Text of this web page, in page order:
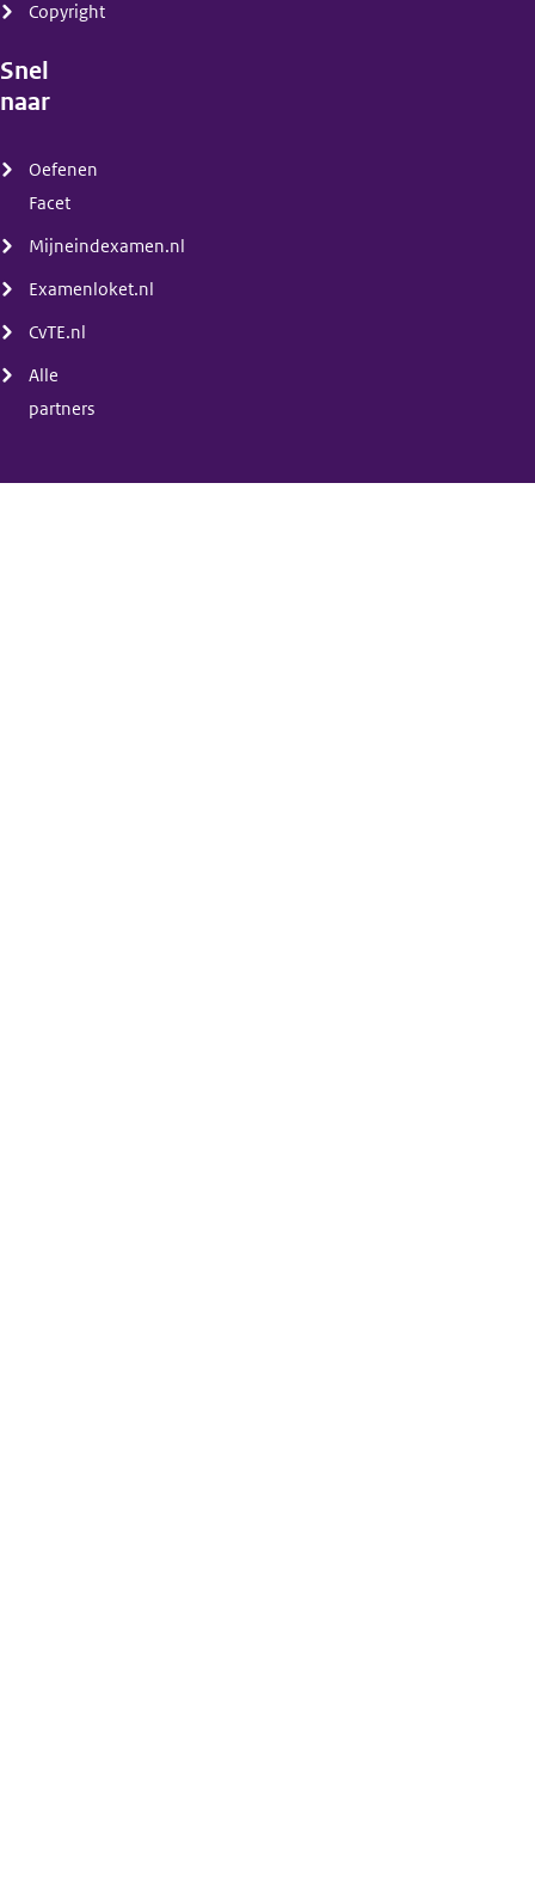
Copyright
Snel
naar
Oefenen
Facet
Mijneindexamen.nl
Examenloket.nl
CvTE.nl
Alle
partners